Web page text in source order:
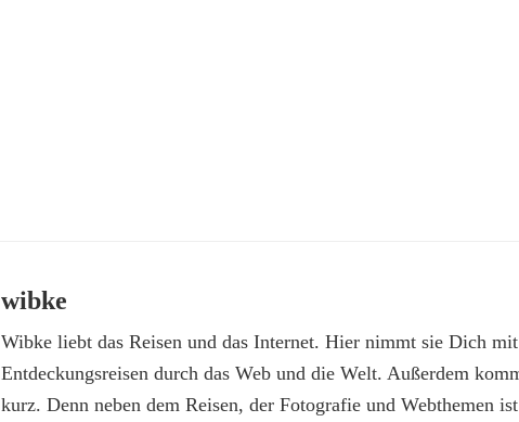
wibke
Wibke liebt das Reisen und das Internet. Hier nimmt sie Dich
Entdeckungsreisen durch das Web und die Welt. Außerdem
kurz. Denn neben dem Reisen, der Fotografie und Webthemen